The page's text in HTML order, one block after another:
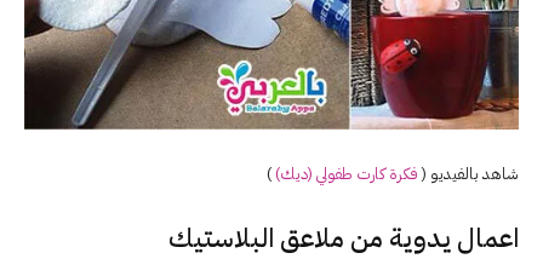
شاهد بالفيديو (فكرة كارت طفولي (ديك) )
اعمال يدوية من ملاعق البلاستيك